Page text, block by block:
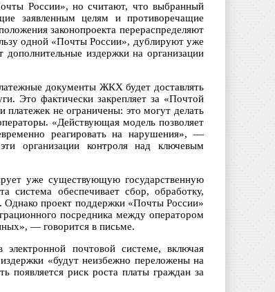
России», но считают, что выбранный
заявленным целям и противоречащие
законопроекта перераспределяют
одной «Почты России», дублируют уже
издержки на организации
документы ЖКХ будет доставлять
Это фактически закрепляет за «Почтой
не ограничены: это могут делать
«Действующая модель позволяет
реагировать на нарушения», —
организации контроля над ключевым
уже существующую государственную
обеспечивает сбор, обработку,
проект поддержки «Почты России»
посредника между оператором
— говорится в письме.
электронной почтовой системе, включая
«будут неизбежно переложены на
появляется риск роста платы граждан за